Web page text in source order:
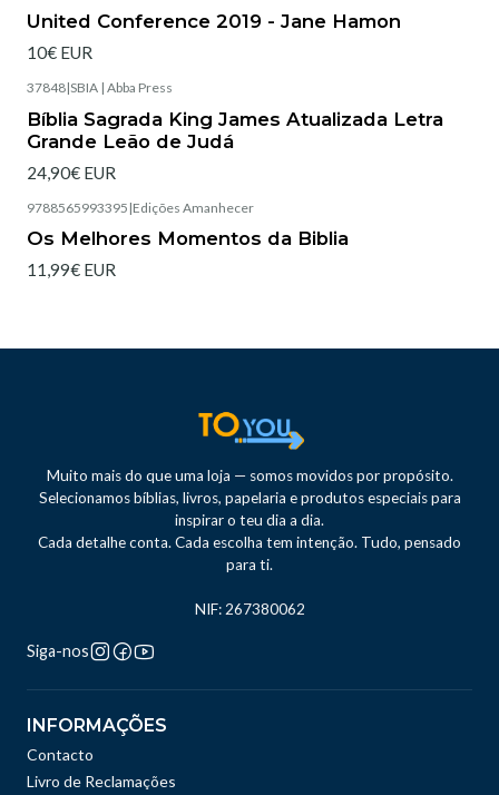
United Conference 2019 - Jane Hamon
10€ EUR
37848|SBIA | Abba Press
Bíblia Sagrada King James Atualizada Letra
Grande Leão de Judá
24,90€ EUR
9788565993395 |Edições Amanhecer
Os Melhores Momentos da Biblia
11,99€ EUR
Muito mais do que uma loja — somos movidos por propósito.
Selecionamos bíblias, livros, papelaria e produtos especiais para
inspirar o teu dia a dia.
Cada detalhe conta. Cada escolha tem intenção. Tudo, pensado
para ti.
NIF: 267380062
Siga-nos
INFORMAÇÕES
Contacto
Livro de Reclamações